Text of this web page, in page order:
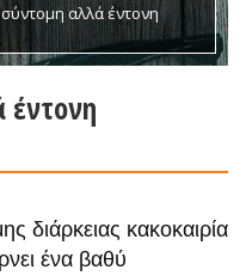
αλλά έντονη
έντονη
διάρκειας κακοκαιρία
ένα βαθύ